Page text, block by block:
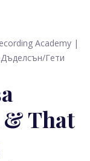
Academy |
Гети
That